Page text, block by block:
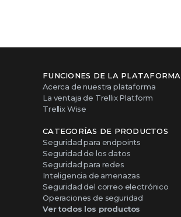
FUNCIONES DE LA PLATAFORMA
Acerca de nuestra plataforma
La ventaja de Trellix Platform
Trellix Wise
CATEGORÍAS DE PRODUCTOS
Seguridad para endpoints
Seguridad de los datos
Seguridad para redes
Inteligencia de amenazas
Seguridad del correo electrónico
Operaciones de seguridad
Ver todos los productos